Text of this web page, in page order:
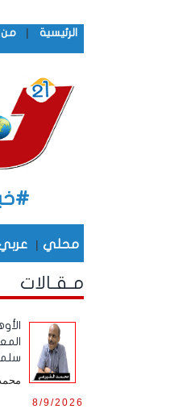
الرئيسية | من
محلي |
مـقـالات
8/9/2026